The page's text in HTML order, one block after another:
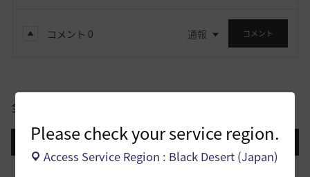
Please check your service region.
Access Service Region : Black Desert (Japan)
コメント 0 通報 コメント
全体
登録日順 検索順 コメント順 推奨順 話題順